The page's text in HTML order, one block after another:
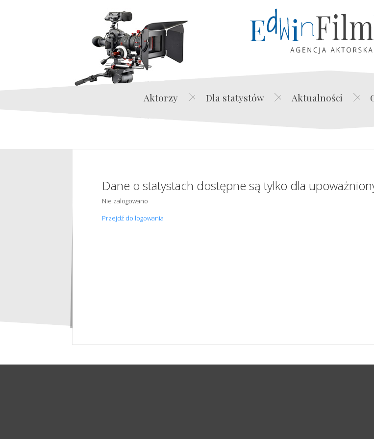
Aktorzy Dla statystów Aktualności
Dane o statystach dostępne są tylko dla
Nie zalogowano
Przejdź do logowania